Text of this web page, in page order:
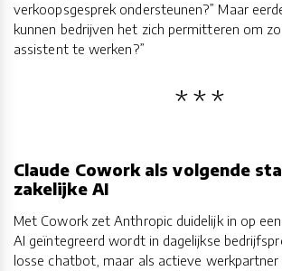
verkoopsgesprek ondersteunen?” Maar
kunnen bedrijven het zich permitteren om
assistent te werken?”
Claude Cowork als volgende
zakelijke AI
Met Cowork zet Anthropic duidelijk in op
AI geïntegreerd wordt in dagelijkse
losse chatbot, maar als actieve